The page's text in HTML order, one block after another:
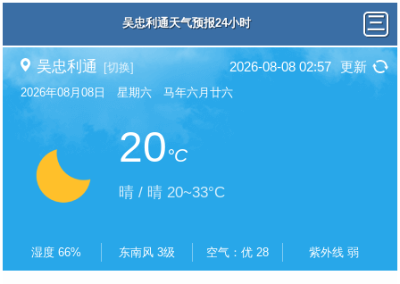
吴忠利通天气预报24小时
吴忠利通 [切换] 2026-08-08 02:57 更新
2026年08月08日 星期六 马年六月廿六
20°C
晴 / 晴 20~33°C
湿度 66% 东南风 3级 空气：优 28 紫外线 弱